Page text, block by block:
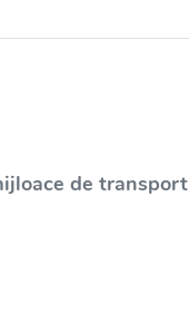
de transport